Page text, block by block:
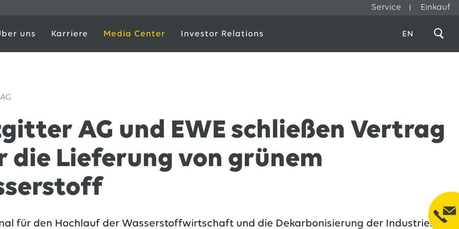
Service Einkauf
uns Karriere Media Center Investor Relations EN
AG und EWE schließen Vertrag
die Lieferung von grünem
für den Hochlauf der Wasserstoffwirtschaft und die Dekarbonisierung der Industrie: